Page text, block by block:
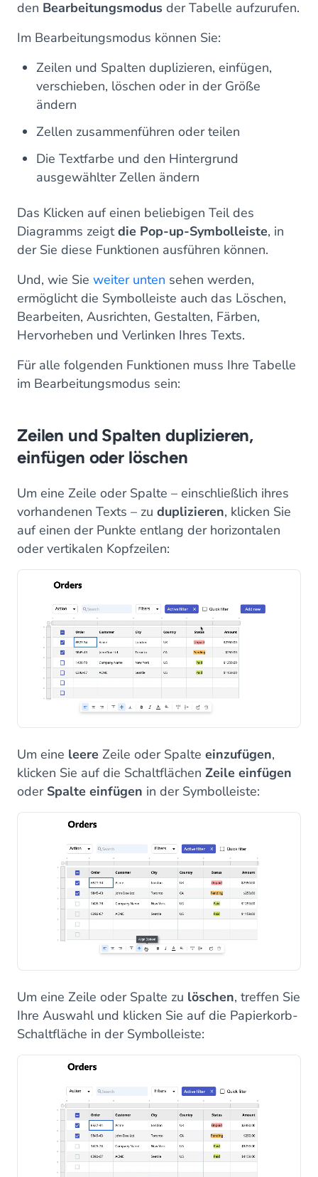
den Bearbeitungsmodus der Tabelle aufzurufen.
Im Bearbeitungsmodus können Sie:
Zeilen und Spalten duplizieren, einfügen,
verschieben, löschen oder in der Größe
ändern
Zellen zusammenführen oder teilen
Die Textfarbe und den Hintergrund
ausgewählter Zellen ändern
Das Klicken auf einen beliebigen Teil des
Diagramms zeigtdie Pop-up-Symbolleiste, in
der Sie diese Funktionen ausführen können.
Und, wie Sie weiter unten sehen werden,
ermöglicht die Symbolleiste auch das Löschen,
Bearbeiten, Ausrichten, Gestalten, Färben,
Hervorheben und Verlinken Ihres Texts.
Für alle folgenden Funktionen muss Ihre Tabelle
im Bearbeitungsmodus sein:
Zeilen und Spalten duplizieren,
einfügen oder löschen
Um eine Zeile oder Spalte – einschließlich ihres
vorhandenen Texts – zu duplizieren, klicken Sie
auf einen der Punkte entlang der horizontalen
oder vertikalen Kopfzeilen:
Um eine leere Zeile oder Spalte einzufügen,
klicken Sie auf die Schaltflächen Zeile einfügen
oder Spalte einfügen in der Symbolleiste:
Um eine Zeile oder Spalte zu löschen, treffen Sie
Ihre Auswahl und klicken Sie auf die Papierkorb-
Schaltfläche in der Symbolleiste: